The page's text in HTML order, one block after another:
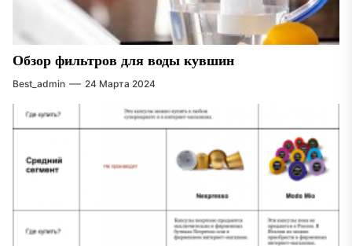
Обзор фильтров для воды кувшин
Best_admin 24 Марта 2024